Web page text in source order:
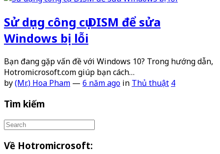
Sử dụng công cụ DISM để sửa
Windows bị lỗi
Bạn đang gặp vấn đề với Windows 10? Trong hướng dẫn,
Hotromicrosoft.com giúp bạn cách…
by(Mr.) Hoa Pham — 6 năm ago in Thủ thuật 4
Tìm kiếm
Về Hotromicrosoft: